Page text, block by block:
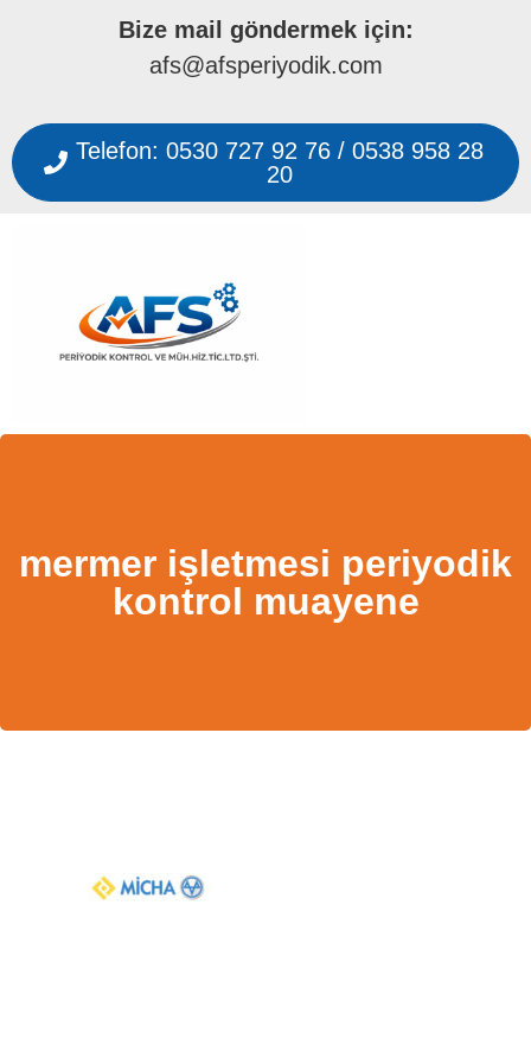
Bize mail göndermek için:
afs@afsperiyodik.com
Telefon: 0530 727 92 76 / 0538 958 28
20
mermer işletmesi periyodik
kontrol muayene